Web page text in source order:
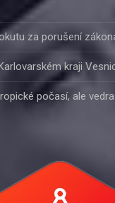
za porušení
kraji
počasí, ale